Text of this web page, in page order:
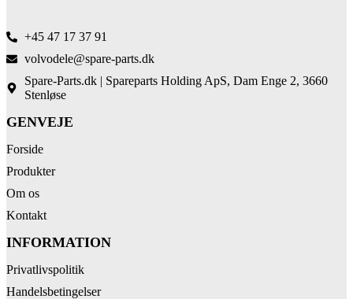
+45 47 17 37 91
volvodele@spare-parts.dk
Spare-Parts.dk | Spareparts Holding ApS, Dam Enge 2, 3660
Stenløse
GENVEJE
Forside
Produkter
Om os
Kontakt
INFORMATION
Privatlivspolitik
Handelsbetingelser